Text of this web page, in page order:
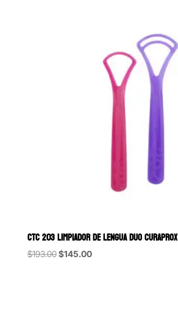
CTC 203 LIMPIADOR DE LENGUA DUO CURAPROX
$193.00Original
$145.00Current